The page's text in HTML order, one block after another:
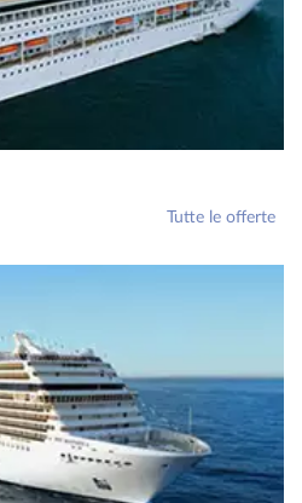
Tutte le offerte